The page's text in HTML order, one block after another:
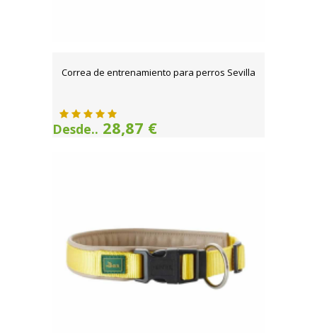
Correa de entrenamiento para perros Sevilla
Desde.. 28,87 €